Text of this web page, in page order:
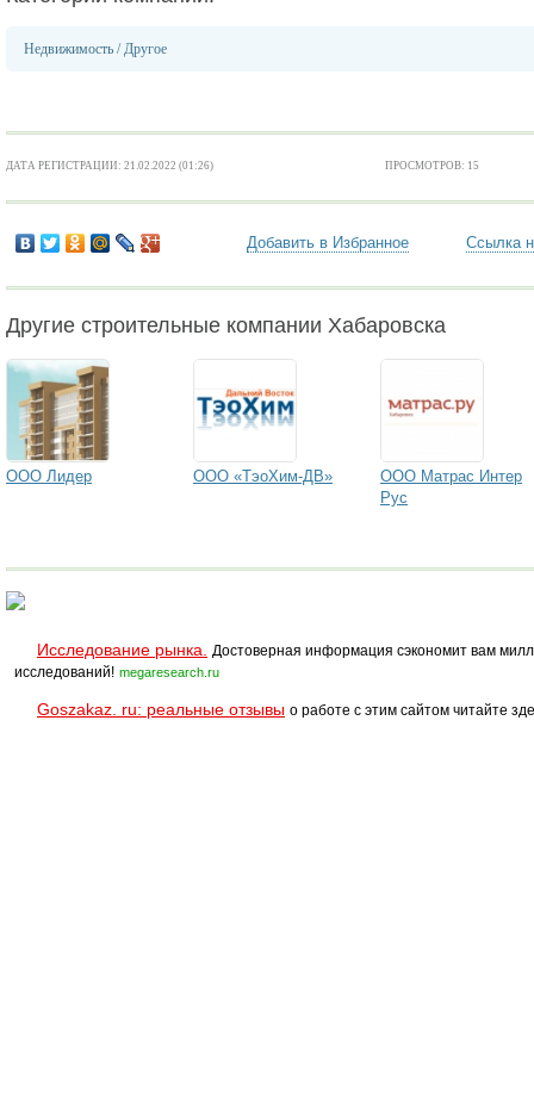
Недвижимость /Другое
ДАТА РЕГИСТРАЦИИ: 21.02.2022 (01:26) ПРОСМОТРОВ: 15
Добавить в Избранное Ссылка
Другие строительные компании Хабаровска
ООО Лидер ООО «ТэоХим-ДВ»
ООО Матрас Интер
Рус
Исследование рынка.
Достоверная информация сэкономит вам
исследований! megaresearch.ru
Goszakaz. ru: реальные отзывы о работе с этим сайтом читайте